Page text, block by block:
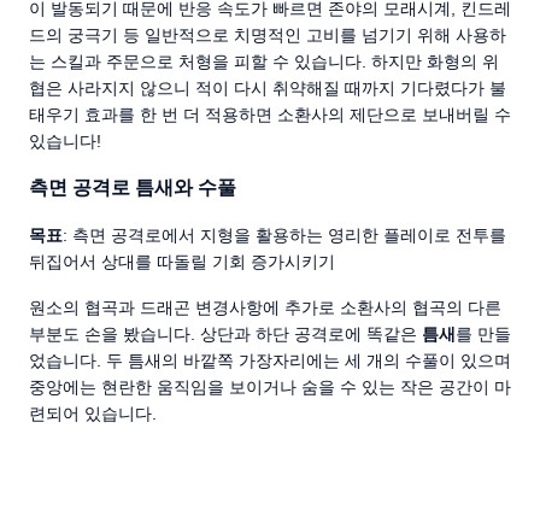
이 발동되기 때문에 반응 속도가 빠르면 존야의 모래시계, 킨드레
드의 궁극기 등 일반적으로 치명적인 고비를 넘기기 위해 사용하
는 스킬과 주문으로 처형을 피할 수 있습니다. 하지만 화형의 위
협은 사라지지 않으니 적이 다시 취약해질 때까지 기다렸다가 불
태우기 효과를 한 번 더 적용하면 소환사의 제단으로 보내버릴 수
있습니다!
측면 공격로 틈새와 수풀
목표: 측면 공격로에서 지형을 활용하는 영리한 플레이로 전투를
뒤집어서 상대를 따돌릴 기회 증가시키기
원소의 협곡과 드래곤 변경사항에 추가로 소환사의 협곡의 다른
부분도 손을 봤습니다. 상단과 하단 공격로에 똑같은 틈새 를 만들
었습니다. 두 틈새의 바깥쪽 가장자리에는 세 개의 수풀이 있으며
중앙에는 현란한 움직임을 보이거나 숨을 수 있는 작은 공간이 마
련되어 있습니다.